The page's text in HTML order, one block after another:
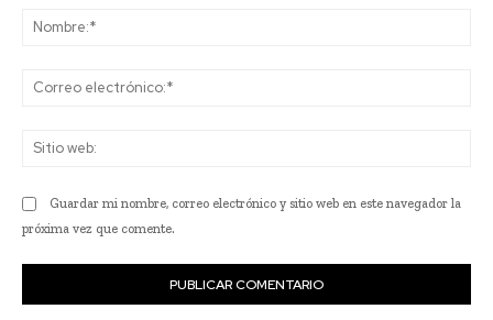
Guardar mi nombre, correo electrónico y sitio web en este navegador la
próxima vez que comente.